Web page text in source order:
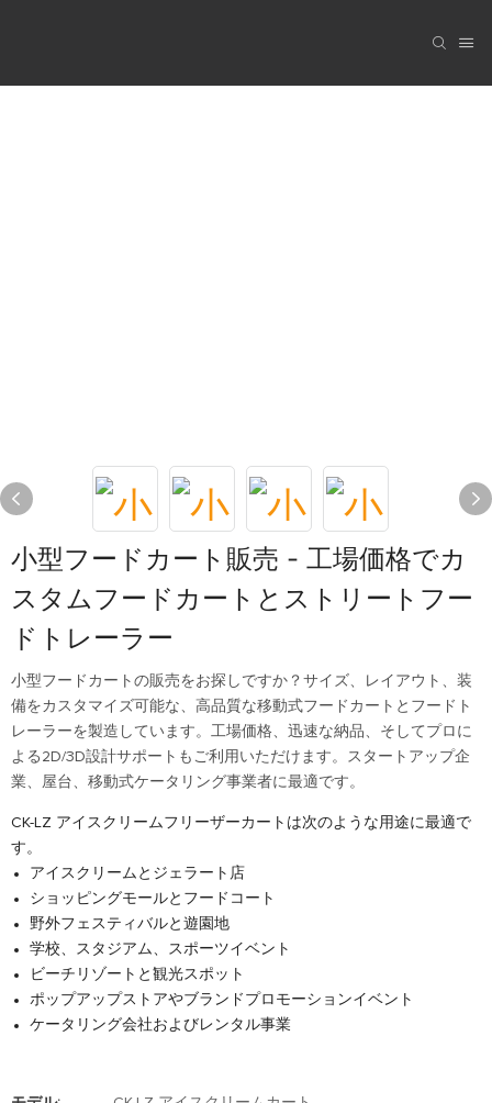
小型フードカート販売 - 工場価格でカ
スタムフードカートとストリートフー
ドトレーラー
小型フードカートの販売をお探しですか？サイズ、レイアウト、装
備をカスタマイズ可能な、高品質な移動式フードカートとフードト
レーラーを製造しています。工場価格、迅速な納品、そしてプロに
よる2D/3D設計サポートもご利用いただけます。スタートアップ企
業、屋台、移動式ケータリング事業者に最適です。
CK-LZ アイスクリームフリーザーカートは次のような用途に最適で
す。
アイスクリームとジェラート店
ショッピングモールとフードコート
野外フェスティバルと遊園地
学校、スタジアム、スポーツイベント
ビーチリゾートと観光スポット
ポップアップストアやブランドプロモーションイベント
ケータリング会社およびレンタル事業